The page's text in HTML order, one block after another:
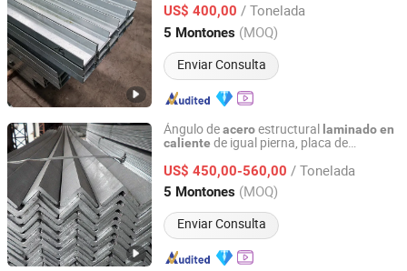
para construcción
US$ 400,00 / Tonelada
5 Montones (MOQ)
Enviar Consulta
Shandong, China Desde 2012
Ángulo deaceroestructural laminadoen
caliente de igual pierna, placa de
construcción
US$ 450,00-560,00 / Tonelada
5 Montones (MOQ)
Enviar Consulta
GuangDong Lecong Steel World Electronic Commerce Co.,
Ltd.
Guangdong, China